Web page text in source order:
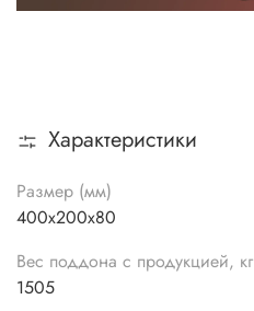
Характеристики
Размер (мм)
400х200х80
Вес поддона с продукцией, кг
1505